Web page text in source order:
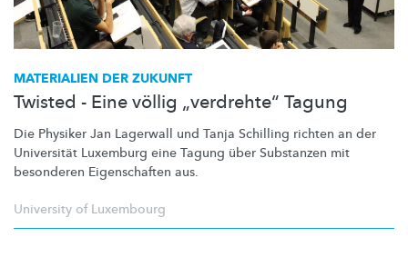
MATERIALIEN DER ZUKUNFT
Twisted - Eine völlig „verdrehte“ Tagung
Die Physiker Jan Lagerwall und Tanja Schilling richten an der
Universität Luxemburg eine Tagung über Substanzen mit
besonderen Eigenschaften aus.
University of Luxembourg